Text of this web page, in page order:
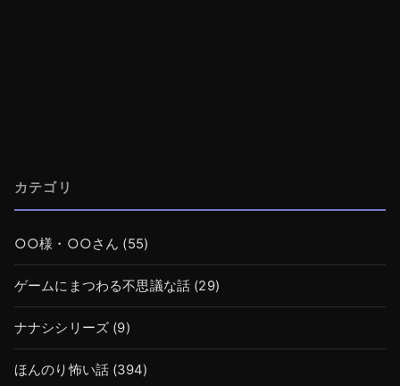
カテゴリ
○○様・○○さん (55)
ゲームにまつわる不思議な話 (29)
ナナシシリーズ (9)
ほんのり怖い話 (394)